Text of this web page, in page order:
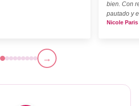
bien. Con
pautado y
Nicole Paris
→